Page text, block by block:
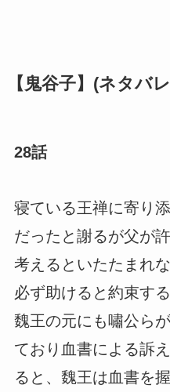
【鬼谷子】(ネタバ
28話
寝ている王禅に寄り
だったと謝るが父が
考えるといたたまれ
必ず助けると約束する
魏王の元にも嘯公ら
ており血書による訴
ると、魏王は血書を